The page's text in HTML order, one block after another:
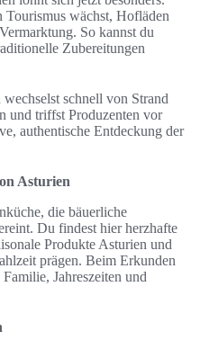
wächst, Hofläden
So kannst du
Zubereitungen
schnell von Strand
und triffst Produzenten vor
authentische Entdeckung der
Asturien
die bäuerliche
Du findest hier herzhafte
Produkte Asturien und
prägen. Beim Erkunden
Jahreszeiten und